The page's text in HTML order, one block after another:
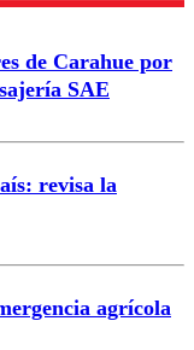
de Carahue por
SAE
revisa la
agrícola